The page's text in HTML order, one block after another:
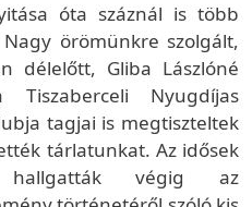
óta száznál is több
örömünkre szolgált,
délelőtt, Gliba Lászlóné
Tiszaberceli Nyugdíjas
tagjai is megtiszteltek
tárlatunkat. Az idősek
hallgatták végig az